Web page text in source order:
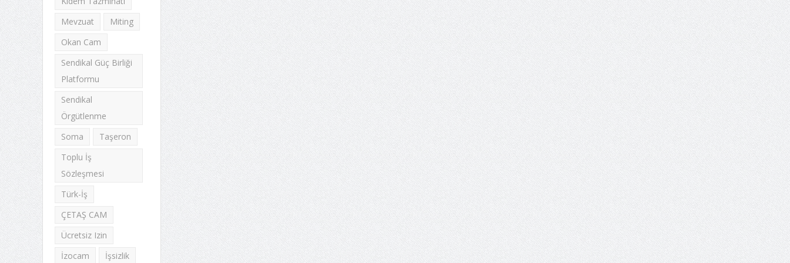
Mevzuat
Miting
Okan Cam
Sendikal Güç Birliği
Platformu
Sendikal
Örgütlenme
Soma
Taşeron
Toplu İş
Sözleşmesi
Türk-İş
ÇETAŞ CAM
Ücretsiz Izin
İzocam
İşsizlik